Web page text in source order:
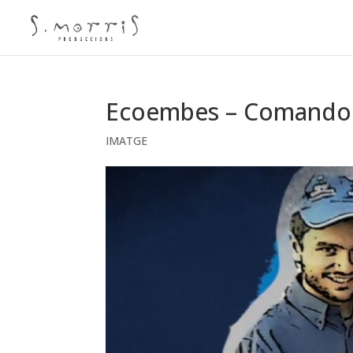
Ecoembes –
IMATGE